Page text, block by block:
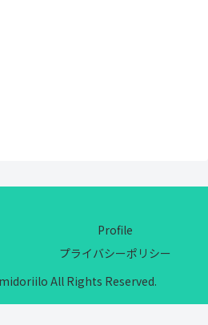
Profile
プライバシーポリシー
All Rights Reserved.